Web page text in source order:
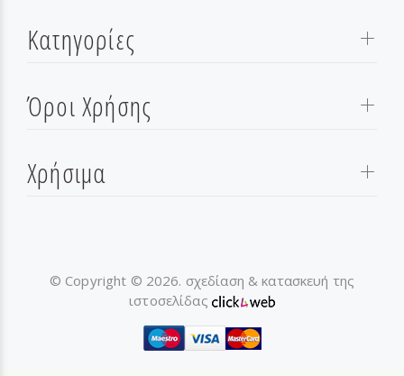
Κατηγορίες
Όροι Χρήσης
Χρήσιμα
© Copyright © 2026. σχεδίαση & κατασκευή της
ιστοσελίδας